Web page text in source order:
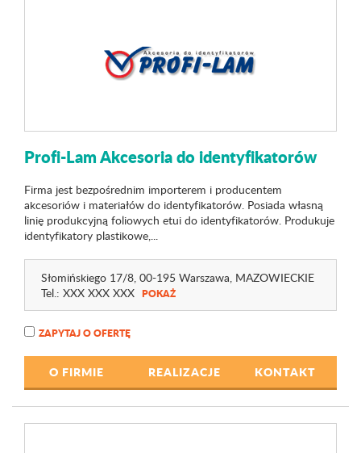
Profi-Lam Akcesoria do identyfikatorów
Firma jest bezpośrednim importerem i producentem
akcesoriów i materiałów do identyfikatorów. Posiada własną
linię produkcyjną foliowych etui do identyfikatorów. Produkuje
identyfikatory plastikowe,...
Słomińskiego 17/8, 00-195 Warszawa, MAZOWIECKIE
Tel.: XXX XXX XXX POKAŻ
ZAPYTAJ O OFERTĘ
O FIRMIE REALIZACJE KONTAKT